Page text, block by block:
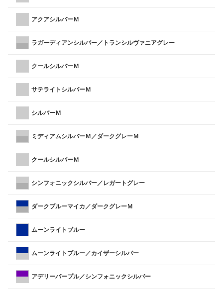
アクアシルバーＭ
ラガーディアンシルバー／トランシルヴァニアグレー
クールシルバーＭ
サテライトシルバーＭ
シルバーＭ
ミディアムシルバーＭ／ダークグレーＭ
クールシルバーＭ
シンフォニックシルバー／レガートグレー
ダークブルーマイカ／ダークグレーＭ
ムーンライトブルー
ムーンライトブルー／カイザーシルバー
アデリーパープル／シンフォニックシルバー